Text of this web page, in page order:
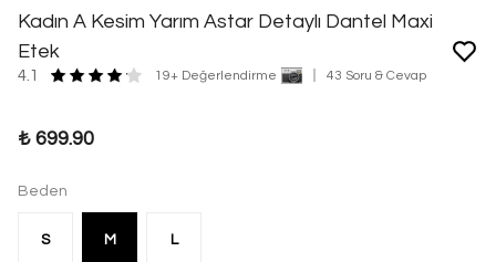
Kadın A Kesim Yarım Astar Detaylı Dantel Maxi
Etek
4.1 19+ Değerlendirme 43 Soru & Cevap
₺ 699.90
Beden
S M L